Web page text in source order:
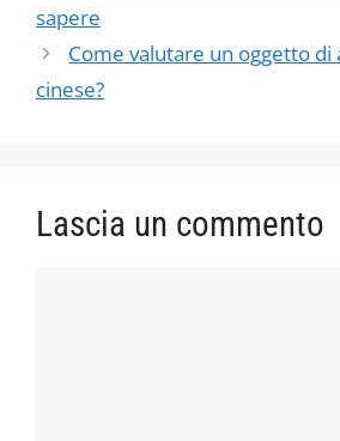
sapere
Come valutare un oggetto
cinese?
Lascia un commento